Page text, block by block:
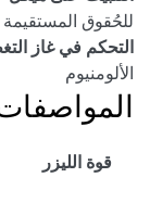
للحُقوق المستقيمة
التحكم في غاز
الألومنيوم
المواصفات
قوة الليزر